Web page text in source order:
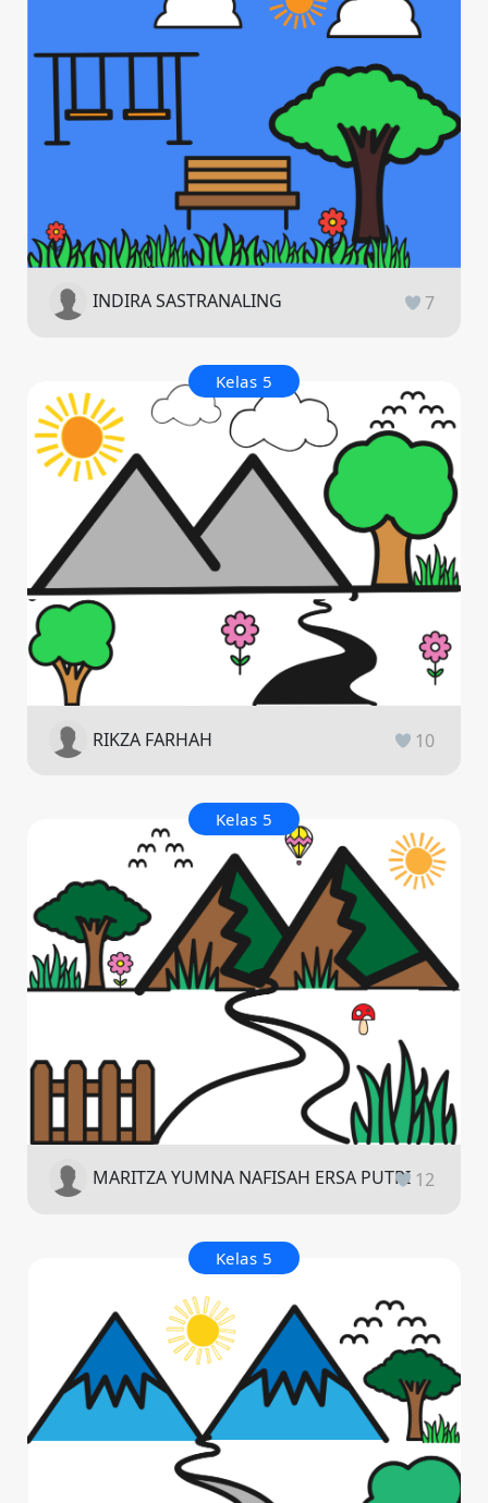
INDIRA SASTRANALING 7
Kelas 5
RIKZA FARHAH 10
Kelas 5
MARITZA YUMNA NAFISAH ERSA PUTRI 12
Kelas 5